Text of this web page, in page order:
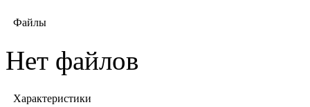
Файлы
Нет файлов
Характеристики